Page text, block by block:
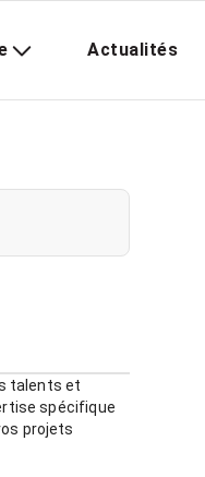
Actualités
talents et
spécifique
projets